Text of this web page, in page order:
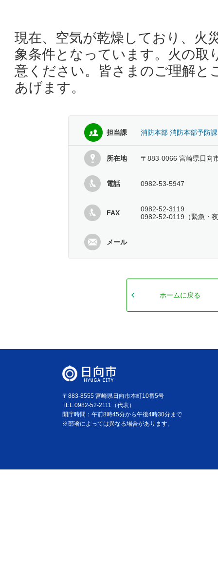
現在、空気が乾燥しており、火
象条件となっています。火の取
意ください。皆さまのご理解と
あげます。
担当課 消防本部 消防本部予防課
所在地 〒883-0066 宮崎県日向
電話 0982-53-5947
FAX
0982-52-3119
0982-52-0119（緊急・
メール
ホームに戻る
〒883-8555 宮崎県日向市本町10番5号
TEL:0982-52-2111（代表）
開庁時間：午前8時45分から午後4時30分まで
※部署によっては異なる場合があります。